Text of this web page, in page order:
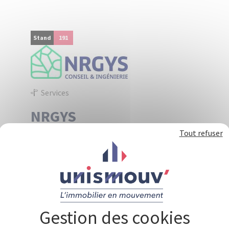
Stand 191
Services
NRGYS
Fondée en 2005, NRGYS est une entreprise
française indépendante spécialisée dans le
conseil et l’ingénierie en performance
énergétique. Nous accompagnons les
professionnels de l’immobilier dans la
bâtiments durables, économes en énergie et
Tout refuser